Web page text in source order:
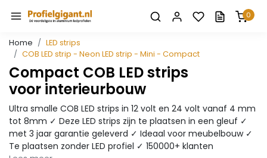
0
Home
LED strips
COB LED strip - Neon LED strip - Mini - Compact
Compact COB LED strips
voor interieurbouw
Ultra smalle COB LED strips in 12 volt en 24 volt vanaf 4 mm
tot 8mm ✓ Deze LED strips zijn te plaatsen in een gleuf ✓
met 3 jaar garantie geleverd ✓ Ideaal voor meubelbouw ✓
Te plaatsen zonder LED profiel ✓ 150000+ klanten